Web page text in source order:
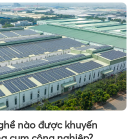
nào được khuyến